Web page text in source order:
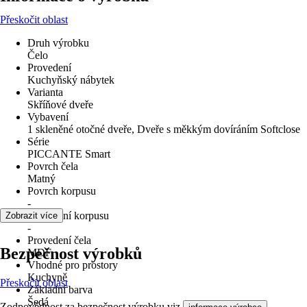
Přeskočit oblast
Druh výrobku
Čelo
Provedení
Kuchyňský nábytek
Varianta
Skříňové dveře
Vybavení
1 skleněné otočné dveře, Dveře s měkkým dovíráním Softclose
Série
PICCANTE Smart
Povrch čela
Matný
Povrch korpusu
-
Provedení korpusu
-
Provedení čela
MDF
Vhodné pro prostory
Kuchyně
Základní barva
Šedá
Zobrazit více
Bezpečnost výrobků
Přeskočit oblast